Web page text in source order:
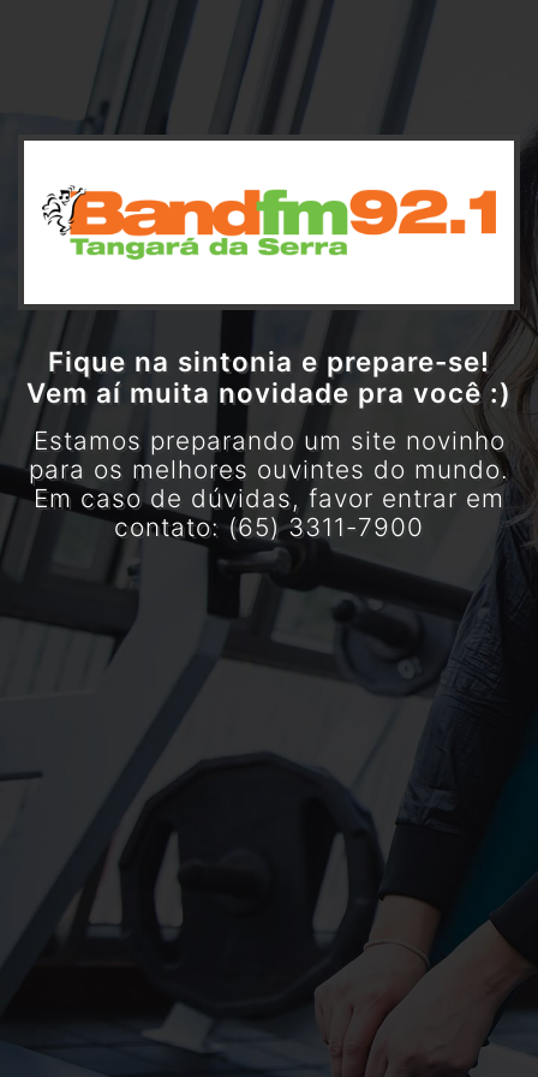
Fique na sintonia e prepare-se!
Vem aí muita novidade pra você :)
Estamos preparando um site novinho
para os melhores ouvintes do mundo.
Em caso de dúvidas, favor entrar em
contato: (65) 3311-7900